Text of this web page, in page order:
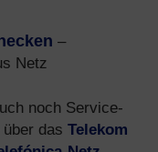
–
Netz
noch Service-
das Telekom